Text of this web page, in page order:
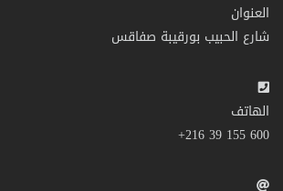
العنوان
شارع الحبيب بورقيبة صفاقس
الهاتف
600 155 39 216+